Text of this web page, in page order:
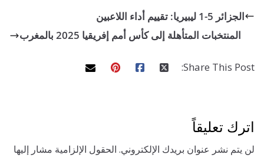
تقييم أداء اللاعبين
المتأهلة إلى كأس أمم إفريقيا 2025 بالمغرب
Share This
نشر عنوان بريدك الإلكتروني.الحقول الإلزامية مشار إليها